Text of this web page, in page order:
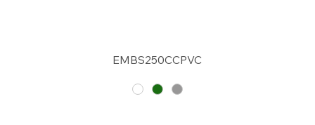
EMBS250CCPVC